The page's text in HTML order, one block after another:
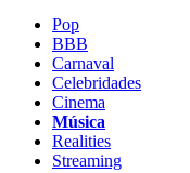
Pop
BBB
Carnaval
Celebridades
Cinema
Música
Realities
Streaming